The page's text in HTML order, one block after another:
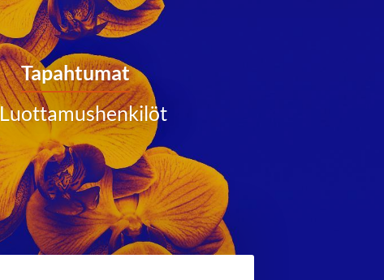
Tapahtumat
Luottamushenkilöt